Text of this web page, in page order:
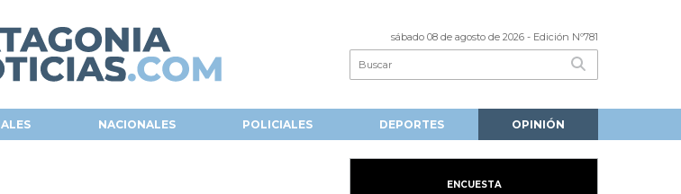
sábado 08 de agosto de 2026 - Edición Nº781
NACIONALES POLICIALES DEPORTES OPINIÓN
ENCUESTA